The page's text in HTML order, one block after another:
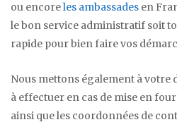
ou encoreles ambassades en
le bon service administratif soit
rapide pour bien faire vos
Nous mettons également à votre
à effectuer en cas de mise en
ainsi que les coordonnées de